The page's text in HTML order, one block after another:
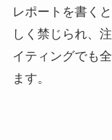
レポートを書く
しく禁じられ、
イティングでも
ます。